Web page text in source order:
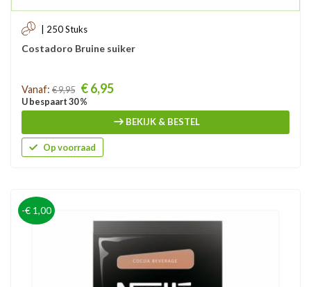
| 250 Stuks
Costadoro Bruine suiker
Prijs
Vanaf: € 9,95 € 6,95
U bespaart 30 %
BEKIJK & BESTEL
Op voorraad
-€ 1,00